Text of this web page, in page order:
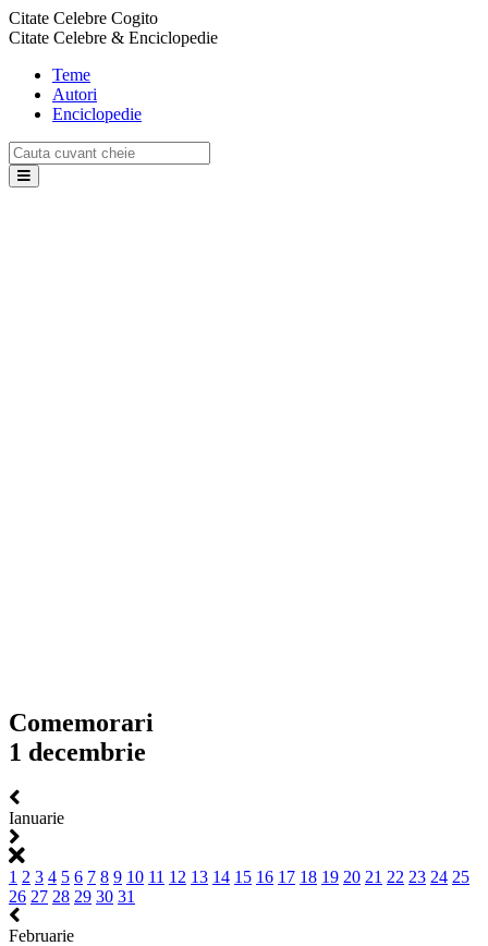
Citate Celebre Cogito
Citate Celebre & Enciclopedie
Teme
Autori
Enciclopedie
Comemorari
1 decembrie
Ianuarie
1 2 3 4 5 6 7 8 9 10 11 12 13 14 15 16 17 18 19 20 21 22 23 24 25
26 27 28 29 30 31
Februarie